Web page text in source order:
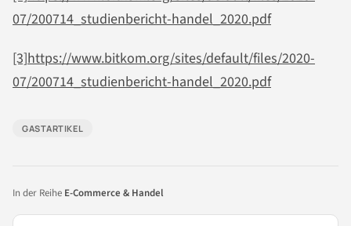
07/200714_studienbericht-handel_2020.pdf
[3]https://www.bitkom.org/sites/default/files/2020-
07/200714_studienbericht-handel_2020.pdf
GASTARTIKEL
In der Reihe E-Commerce & Handel